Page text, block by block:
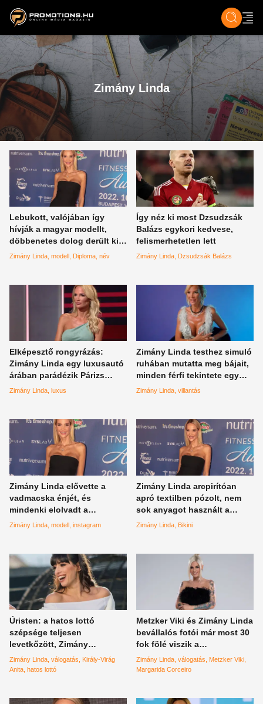
ZENE, FILM & KULT ÉLET TECH &
Zimány Linda
Lebukott, valójában így
hívják a magyar modellt,
döbbenetes dolog derült ki
Zimány Lindáról
Zimány Linda modell Diploma név
Így néz ki most Dzsudzsák
Balázs egykori kedvese,
felismerhetetlen lett
Zimány Linda Dzsudzsák Balázs
Elképesztő rongyrázás:
Zimány Linda egy luxusautó
árában parádézik Párizs
utcáin
Zimány Linda luxus
Zimány Linda testhez simuló
ruhában mutatta meg bájait,
minden férfi tekintete egy
pontra szegeződik
Zimány Linda villantás
Zimány Linda elővette a
vadmacska énjét, és
mindenki elolvadt a
környékén
Zimány Linda modell instagram
Zimány Linda arcpirítóan
apró textilben pózolt, nem
sok anyagot használt a
bikinihez a híres divattervező
Zimány Linda Bikini
Úristen: a hatos lottó
szépsége teljesen
levetkőzött, Zimány
Lindának pedig alaposan
bevág a tanga
Zimány Linda válogatás
Király-Virág
Anita hatos lottó
Metzker Viki és Zimány Linda
bevállalós fotói már most 30
fok fölé viszik a
hőmérsékletet – válogatás
Zimány Linda válogatás
Metzker Viki
Margarida Corceiro